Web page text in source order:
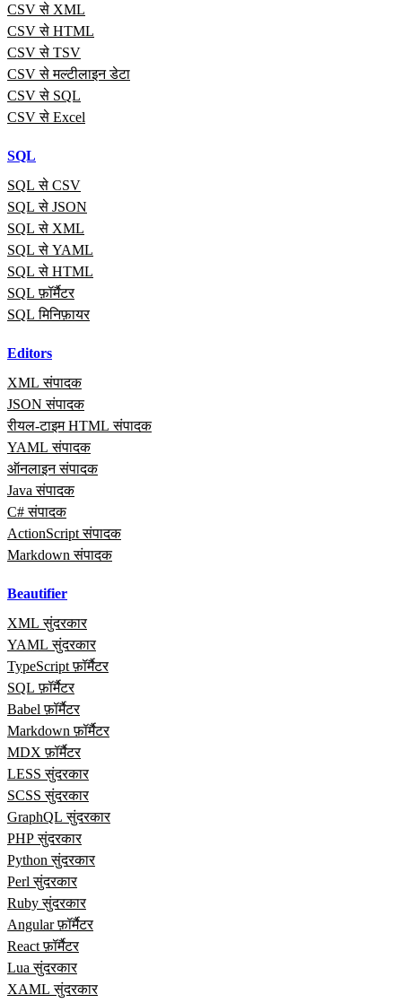
CSV से XML
CSV से HTML
CSV से TSV
CSV से मल्टीलाइन डेटा
CSV से SQL
CSV से Excel
SQL
SQL से CSV
SQL से JSON
SQL से XML
SQL से YAML
SQL से HTML
SQL फ़ॉर्मैटर
SQL मिनिफ़ायर
Editors
XML संपादक
JSON संपादक
रीयल‑टाइम HTML संपादक
YAML संपादक
ऑनलाइन संपादक
Java संपादक
C# संपादक
ActionScript संपादक
Markdown संपादक
Beautifier
XML सुंदरकार
YAML सुंदरकार
TypeScript फ़ॉर्मैटर
SQL फ़ॉर्मैटर
Babel फ़ॉर्मैटर
Markdown फ़ॉर्मैटर
MDX फ़ॉर्मैटर
LESS सुंदरकार
SCSS सुंदरकार
GraphQL सुंदरकार
PHP सुंदरकार
Python सुंदरकार
Perl सुंदरकार
Ruby सुंदरकार
Angular फ़ॉर्मैटर
React फ़ॉर्मैटर
Lua सुंदरकार
XAML सुंदरकार